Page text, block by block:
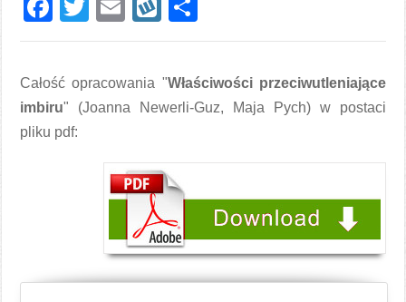
Facebook
Twitter
EmailWykop
Całość opracowania "Właściwości przeciwutleniające
imbiru" (Joanna Newerli-Guz, Maja Pych) w postaci
pliku pdf: